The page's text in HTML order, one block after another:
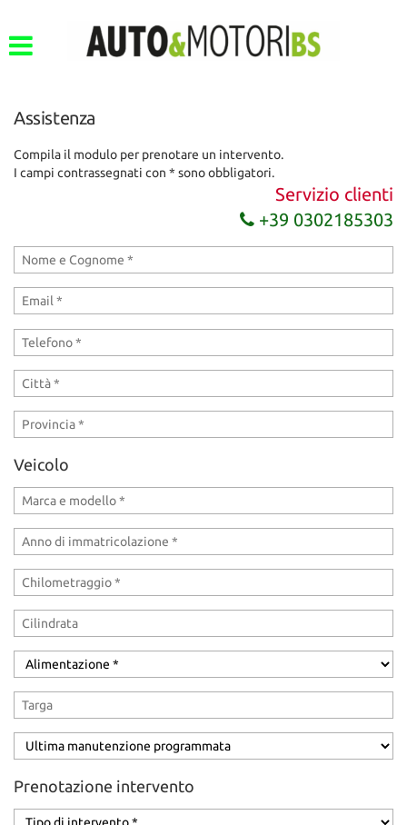
Assistenza
Compila il modulo per prenotare un intervento.
I campi contrassegnati con * sono obbligatori.
Servizio clienti
+39 0302185303
Veicolo
Prenotazione intervento